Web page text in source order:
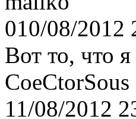
010/08/2012
Вот то, что я
CoeCtorSous
11/08/2012